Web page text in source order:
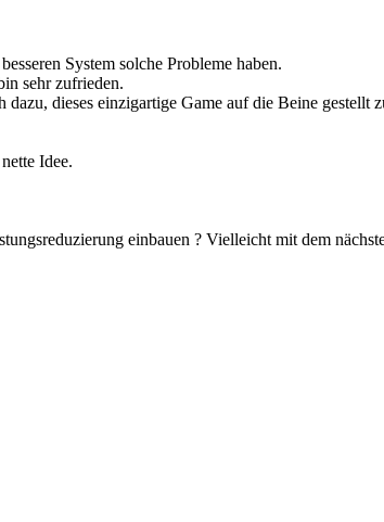
System solche Probleme haben.
sehr zufrieden.
dieses einzigartige Game auf die Beine gestellt
Idee.
einbauen ? Vielleicht mit dem